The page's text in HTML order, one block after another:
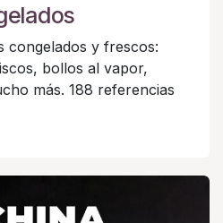
congelados y frescos:
bollos al vapor,
más. 188 referencias